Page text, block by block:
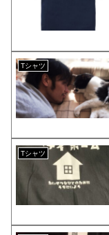
Tシャツ
Tシャツ